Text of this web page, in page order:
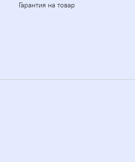
Гарантия на товар